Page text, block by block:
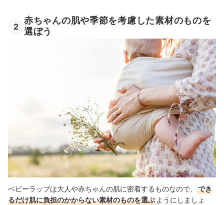
2
赤ちゃんの肌や季節を考慮した素材のものを
選ぼう
ベビーラップは大人や赤ちゃんの肌に密着するものなので、
でき
るだけ肌に負担のかからない素材のものを選ぶ ようにしましょ